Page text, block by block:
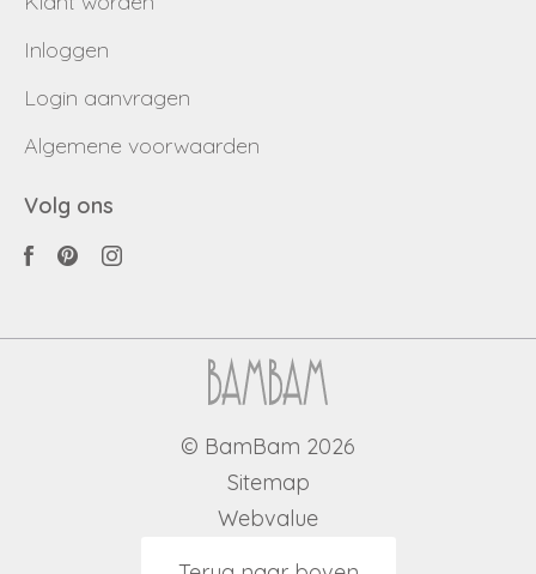
Inloggen
Login aanvragen
Algemene voorwaarden
Volg ons
© BamBam 2026
Sitemap
Webvalue